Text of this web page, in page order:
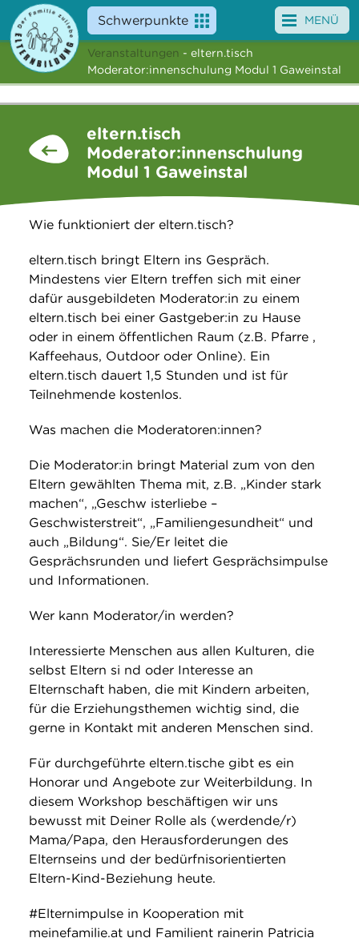
Schwerpunkte
Angebote
News
Suche
MENÜ
Veranstaltungen - eltern.tisch
Moderator:innenschulung Modul 1 Gaweinstal
eltern.tisch
Moderator:innenschulung
Modul 1 Gaweinstal
Wie funktioniert der eltern.tisch?
eltern.tisch bringt Eltern ins Gespräch.
Mindestens vier Eltern treffen sich mit einer
dafür ausgebildeten Moderator:in zu einem
eltern.tisch bei einer Gastgeber:in zu Hause
oder in einem öffentlichen Raum (z.B. Pfarre ,
Kaffeehaus, Outdoor oder Online). Ein
eltern.tisch dauert 1,5 Stunden und ist für
Teilnehmende kostenlos.
Was machen die Moderatoren:innen?
Die Moderator:in bringt Material zum von den
Eltern gewählten Thema mit, z.B. „Kinder stark
machen“, „Geschw isterliebe –
Geschwisterstreit“, „Familiengesundheit“ und
auch „Bildung“. Sie/Er leitet die
Gesprächsrunden und liefert Gesprächsimpulse
und Informationen.
Wer kann Moderator/in werden?
Interessierte Menschen aus allen Kulturen, die
selbst Eltern si nd oder Interesse an
Elternschaft haben, die mit Kindern arbeiten,
für die Erziehungsthemen wichtig sind, die
gerne in Kontakt mit anderen Menschen sind.
Für durchgeführte eltern.tische gibt es ein
Honorar und Angebote zur Weiterbildung. In
diesem Workshop beschäftigen wir uns
bewusst mit Deiner Rolle als (werdende/r)
Mama/Papa, den Herausforderungen des
Elternseins und der bedürfnisorientierten
Eltern-Kind-Beziehung heute.
#Elternimpulse in Kooperation mit
meinefamilie.at und Familient rainerin Patricia